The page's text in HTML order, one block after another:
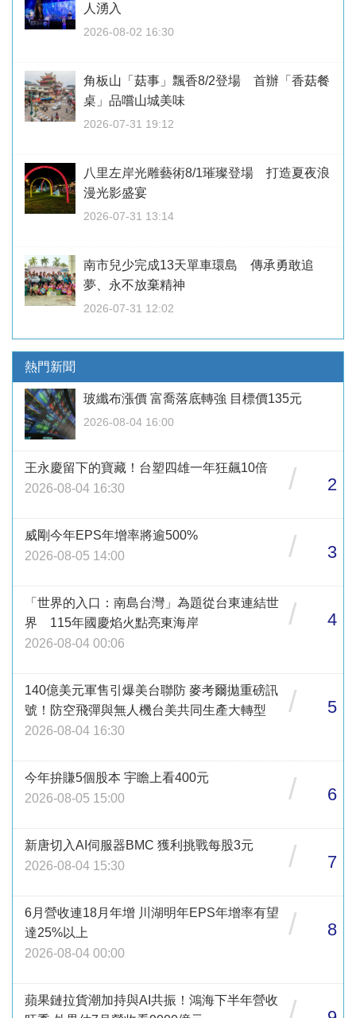
人湧入
2026-08-02 16:30
角板山「菇事」飄香8/2登場 首辦「香菇餐
桌」品嚐山城美味
2026-07-31 19:12
八里左岸光雕藝術8/1璀璨登場 打造夏夜浪
漫光影盛宴
2026-07-31 13:14
南市兒少完成13天單車環島 傳承勇敢追
夢、永不放棄精神
2026-07-31 12:02
熱門新聞
玻纖布漲價 富喬落底轉強 目標價135元
2026-08-04 16:00
王永慶留下的寶藏！台塑四雄一年狂飆10倍
2026-08-04 16:30
/ 2
威剛今年EPS年增率將逾500%
2026-08-05 14:00
/ 3
「世界的入口：南島台灣」為題從台東連結世
界 115年國慶焰火點亮東海岸
2026-08-04 00:06
/ 4
140億美元軍售引爆美台聯防 麥考爾拋重磅訊
號！防空飛彈與無人機台美共同生產大轉型
2026-08-04 16:30
/ 5
今年拚賺5個股本 宇瞻上看400元
2026-08-05 15:00
/ 6
新唐切入AI伺服器BMC 獲利挑戰每股3元
2026-08-04 15:30
/ 7
6月營收連18月年增 川湖明年EPS年增率有望
達25%以上
2026-08-04 00:00
/ 8
蘋果鏈拉貨潮加持與AI共振！鴻海下半年營收
/